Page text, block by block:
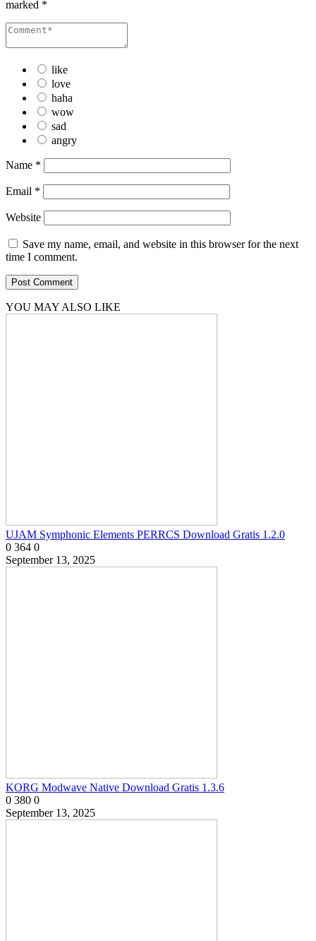
marked *
like
love
haha
wow
sad
angry
Name *
Email *
Website
Save my name, email, and website in this browser for the next
time I comment.
YOU MAY ALSO LIKE
UJAM Symphonic Elements PERRCS Download Gratis 1.2.0
0 364 0
September 13, 2025
KORG Modwave Native Download Gratis 1.3.6
0 380 0
September 13, 2025